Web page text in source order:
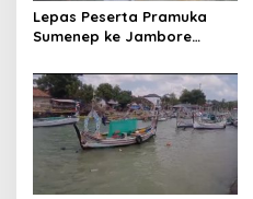
Lepas Peserta Pramuka
Sumenep ke Jambore
Wabup KH Imam Hasyim